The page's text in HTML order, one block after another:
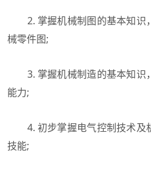
2. 掌握机械制图的基本知识
械零件图;
3. 掌握机械制造的基本知识
能力;
4. 初步掌握电气控制技术及
技能;